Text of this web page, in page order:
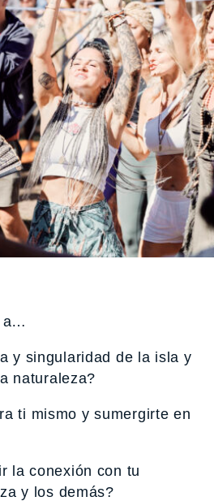
a…
y singularidad de la isla y
naturaleza?
ti mismo y sumergirte en
la conexión con tu
y los demás?